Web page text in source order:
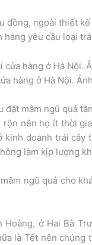
đồng, ngoài thiết
hàng yêu cầu loại
hàng ở Hà Nội.
đặt mâm ngũ quả
nên họ ít thời
doanh trái cây
làm kịp lượng
ngũ quả cho
ở Hai Bà
là Tết nên